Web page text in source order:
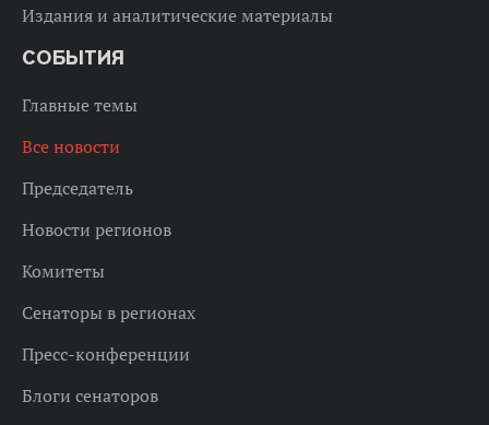
Издания и аналитические материалы
СОБЫТИЯ
Главные темы
Все новости
Председатель
Новости регионов
Комитеты
Сенаторы в регионах
Пресс-конференции
Блоги сенаторов